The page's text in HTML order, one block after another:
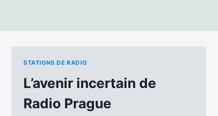
STATIONS DE RADIO
L’avenir incertain de
Radio Prague